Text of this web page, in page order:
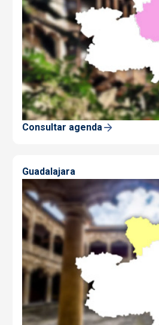
Consultar agenda
Guadalajara